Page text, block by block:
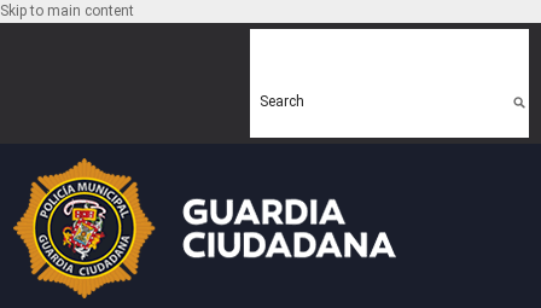
Skip to main content
Search